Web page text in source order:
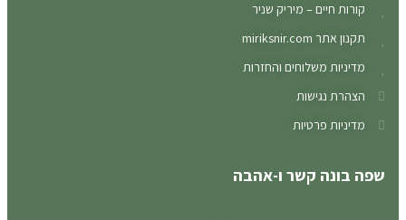
קורות חיים – מיריק שניר
תקנון אתר miriksnir.com
מדיניות משלוחים והחזרות
הצהרת נגישות
מדיניות פרטיות
שפה בונה קשר ו-אהבה